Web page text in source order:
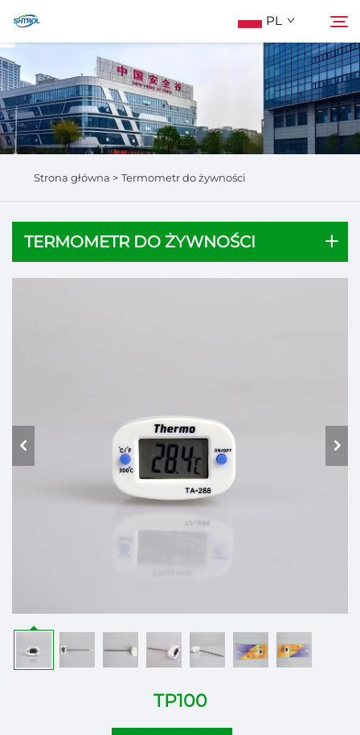
PL
O Nas
Produkty
Szukaj
Strona główna > Termometr do żywności
TERMOMETR DO ŻYWNOŚCI
TP100